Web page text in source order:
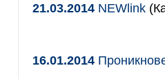
21.03.2014 NEWlink
16.01.2014